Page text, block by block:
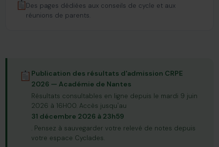
Des pages dédiées aux conseils de cycle et aux
réunions de parents.
Publication des résultats d'admission CRPE
2026 — Académie de Nantes
Résultats consultables en ligne depuis le mardi 9 juin
2026 à 16H00. Accès jusqu'au
31 décembre 2026 à 23h59
. Pensez à sauvegarder votre relevé de notes depuis
votre espace Cyclades.